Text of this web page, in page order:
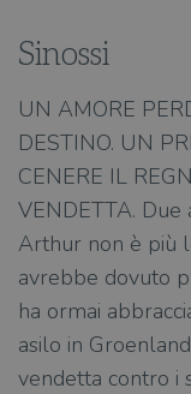
Sinossi
UN AMORE
DESTINO. UN
CENERE IL
VENDETTA. Due
Arthur non è più
avrebbe dovuto
ha ormai
asilo in
vendetta contro i